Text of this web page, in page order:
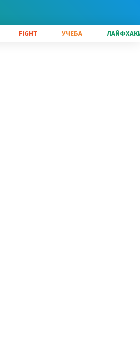
FIGHT УЧЕБА